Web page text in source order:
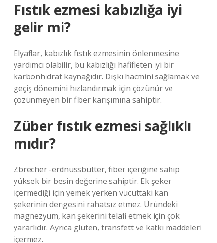
Fıstık ezmesi kabızlığa iyi
gelir mi?
Elyaflar, kabızlık fıstık ezmesinin önlenmesine
yardımcı olabilir, bu kabızlığı hafifleten iyi bir
karbonhidrat kaynağıdır. Dışkı hacmini sağlamak ve
geçiş dönemini hızlandırmak için çözünür ve
çözünmeyen bir fiber karışımına sahiptir.
Züber fıstık ezmesi sağlıklı
mıdır?
Zbrecher -erdnussbutter, fiber içeriğine sahip
yüksek bir besin değerine sahiptir. Ek şeker
içermediği için yemek yerken vücuttaki kan
şekerinin dengesini rahatsız etmez. Üründeki
magnezyum, kan şekerini telafi etmek için çok
yararlıdır. Ayrıca gluten, transfett ve katkı maddeleri
içermez.